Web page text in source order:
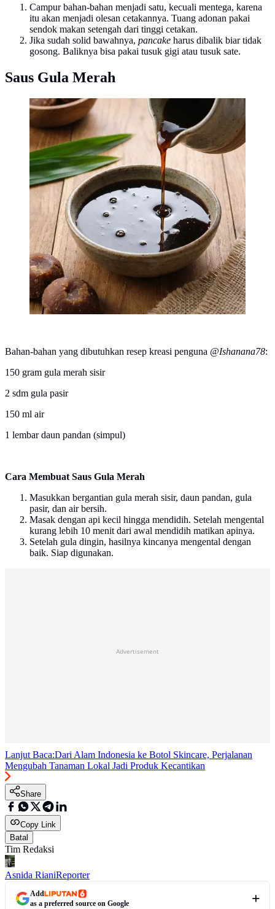
Campur bahan-bahan menjadi satu, kecuali mentega, karena
itu akan menjadi olesan cetakannya. Tuang adonan pakai
sendok makan setengah dari tinggi cetakan.
Jika sudah solid bawahnya, pancake harus dibalik biar tidak
gosong. Baliknya bisa pakai tusuk gigi atau tusuk sate.
Saus Gula Merah
Ilustrasi Kuah Gula Merah Kinca (Image by Gemini
AI)
Bahan-bahan yang dibutuhkan resep kreasi penguna @Ishanana78:
150 gram gula merah sisir
2 sdm gula pasir
150 ml air
1 lembar daun pandan (simpul)
Cara Membuat Saus Gula Merah
Masukkan bergantian gula merah sisir, daun pandan, gula
pasir, dan air bersih.
Masak dengan api kecil hingga mendidih. Setelah mengental
kurang lebih 10 menit dari awal mendidih matikan apinya.
Setelah gula dingin, hasilnya kincanya mengental dengan
baik. Siap digunakan.
Advertisement
Lanjut Baca:Dari Alam Indonesia ke Botol Skincare, Perjalanan
Mengubah Tanaman Lokal Jadi Produk Kecantikan
Share
Copy Link
Batal
Tim Redaksi
Asnida RianiReporter
Add
as a preferred source on Google